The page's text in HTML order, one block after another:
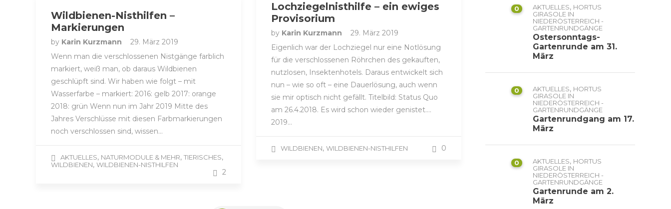
Lochziegelnisthilfe – ein ewiges
Provisorium
by Karin Kurzmann
29. März 2019
Eigenlich war der Lochziegel nur eine Notlösung
für die verschlossenen Röhrchen des gekauften,
nutzlosen, Insektenhotels. Daraus entwickelt sich
nun – wie so oft – eine Dauerlösung, auch wenn
sie mir optisch nicht gefällt. Titelbild: Status Quo
am 26.4.2018. Es wird schon wieder genistet….
2019…
WILDBIENEN, WILDBIENEN-NISTHILFEN 0
Wildbienen-Nisthilfen –
Markierungen
by Karin Kurzmann
29. März 2019
Wenn man die verschlossenen Nistgänge farblich
markiert, weiß man, ob daraus Wildbienen
geschlüpft sind. Wir haben wie folgt – mit
Wasserfarbe – markiert: 2016: gelb 2017: orange
2018: grün Wenn nun im Jahr 2019 Mitte des
Jahres Verschlüsse mit diesen Farbmarkierungen
noch verschlossen sind, wissen…
AKTUELLES, NATURMODULE & MEHR, TIERISCHES,
WILDBIENEN, WILDBIENEN-NISTHILFEN
2
0 AKTUELLES, HORTUS
GIRASOLE IN
NIEDERÖSTERREICH -
GARTENRUNDGÄNGE
Ostersonntags-
Gartenrunde am 31.
März
0 AKTUELLES, HORTUS
GIRASOLE IN
NIEDERÖSTERREICH -
GARTENRUNDGÄNGE
Gartenrundgang am 17.
März
0 AKTUELLES, HORTUS
GIRASOLE IN
NIEDERÖSTERREICH -
GARTENRUNDGÄNGE
Gartenrunde am 2.
März